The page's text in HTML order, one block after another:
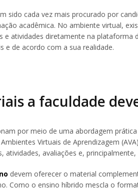
sido cada vez mais procurado por
acadêmica. No ambiente virtual,
e atividades diretamente na plataforma
e de acordo com a sua realidade.
a faculdade
por meio de uma abordagem
Virtuais de Aprendizagem
atividades, avaliações e,
devem oferecer o material
Como o ensino híbrido mescla o